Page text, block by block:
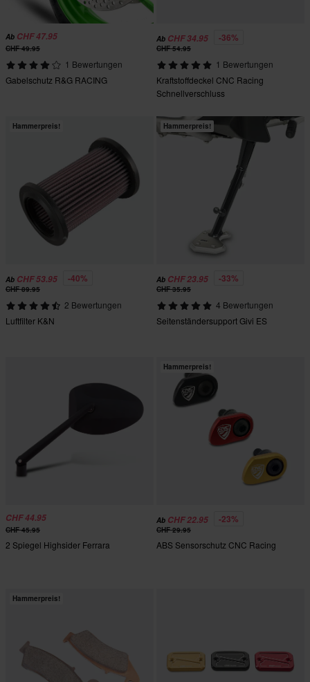
Ab CHF 47.95
CHF 49.95
1 Bewertungen
Gabelschutz R&G RACING
Ab CHF 34.95 -36%
CHF 54.95
1 Bewertungen
Kraftstoffdeckel CNC Racing
Schnellverschluss
Hammerpreis!
Ab CHF 53.95 -40%
CHF 89.95
2 Bewertungen
Luftfilter K&N
Hammerpreis!
Ab CHF 23.95 -33%
CHF 35.95
4 Bewertungen
Seitenständersupport Givi ES
CHF 44.95
CHF 45.95
2 Spiegel Highsider Ferrara
Hammerpreis!
Ab CHF 22.95 -23%
CHF 29.95
ABS Sensorschutz CNC Racing
Hammerpreis!